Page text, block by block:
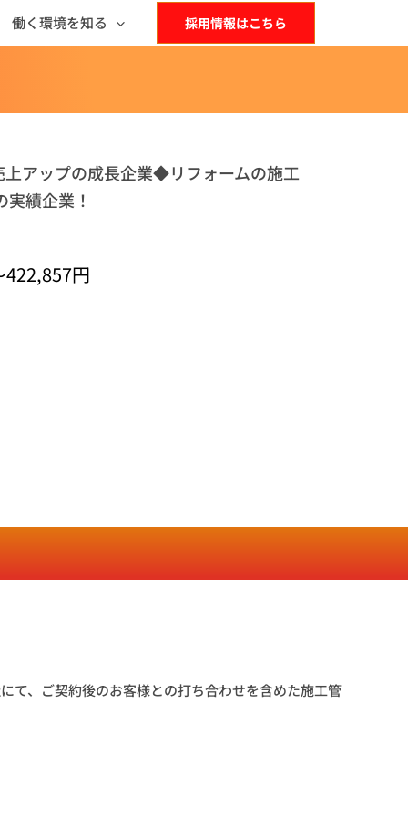
働く環境を知る 採用情報はこちら
アップの成長企業◆リフォームの施工
績企業！
円
て、ご契約後のお客様との打ち合わせを含めた施工管